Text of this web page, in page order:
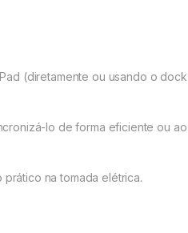
(diretamente ou usando o
lo de forma eficiente ou ao
na tomada elétrica.